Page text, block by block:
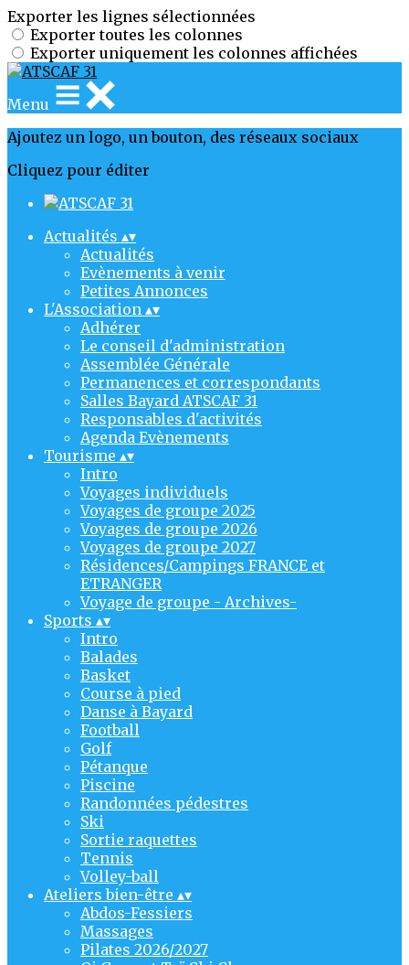
Exporter les lignes sélectionnées
Exporter toutes les colonnes
Exporter uniquement les colonnes affichées
Menu
Ajoutez un logo, un bouton, des réseaux sociaux
Cliquez pour éditer
Actualités ▴▾
Actualités
Evènements à venir
Petites Annonces
L'Association ▴▾
Adhérer
Le conseil d'administration
Assemblée Générale
Permanences et correspondants
Salles Bayard ATSCAF 31
Responsables d'activités
Agenda Evènements
Tourisme ▴▾
Intro
Voyages individuels
Voyages de groupe 2025
Voyages de groupe 2026
Voyages de groupe 2027
Résidences/Campings FRANCE et
ETRANGER
Voyage de groupe - Archives-
Sports ▴▾
Intro
Balades
Basket
Course à pied
Danse à Bayard
Football
Golf
Pétanque
Piscine
Randonnées pédestres
Ski
Sortie raquettes
Tennis
Volley-ball
Ateliers bien-être ▴▾
Abdos-Fessiers
Massages
Pilates 2026/2027